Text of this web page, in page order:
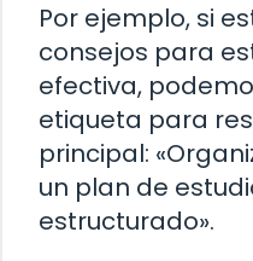
Por ejemplo, si
consejos para
efectiva,
etiqueta para
principal:
un plan de
estructurado».